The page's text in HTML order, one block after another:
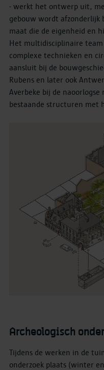
- werkt het ontwerp uit,
gebouw wordt afzonderlijk
maat die de eigenheid en
Het multidisciplinaire
complexe technieken en
aansluit bij de
Rubens en later ook
Averbeke bij de
bestaande structuren met
Archeologisch
Tijdens de werken in de
onderzoek plaats (winter